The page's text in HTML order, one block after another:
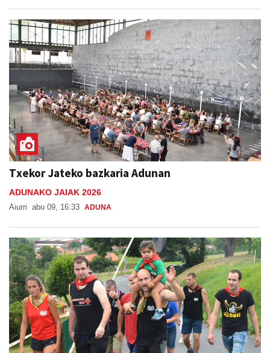
Txekor Jateko bazkaria Adunan
ADUNAKO JAIAK 2026
Aiurri abu 09, 16:33 ADUNA